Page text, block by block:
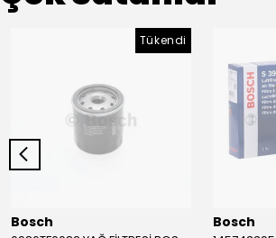
Tükendi
Bosch Bosch